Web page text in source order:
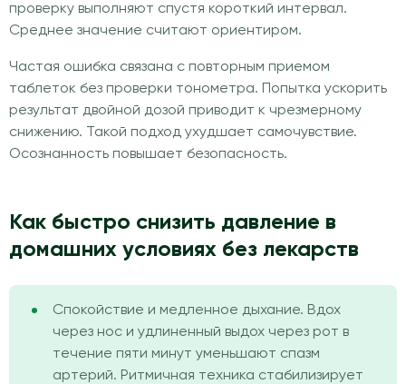
проверку выполняют спустя короткий интервал.
Среднее значение считают ориентиром.
Частая ошибка связана с повторным приемом
таблеток без проверки тонометра. Попытка ускорить
результат двойной дозой приводит к чрезмерному
снижению. Такой подход ухудшает самочувствие.
Осознанность повышает безопасность.
Как быстро снизить давление в
домашних условиях без лекарств
Спокойствие и медленное дыхание. Вдох
через нос и удлиненный выдох через рот в
течение пяти минут уменьшают спазм
артерий. Ритмичная техника стабилизирует